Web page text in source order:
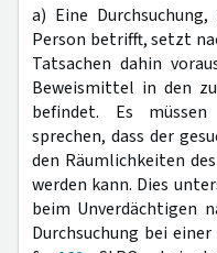
a) Eine
Person betrifft, setzt
Tatsachen dahin
Beweismittel in den
befindet. Es
sprechen, dass der
den Räumlichkeiten
werden kann. Dies
beim Unverdächtigen
Durchsuchung bei